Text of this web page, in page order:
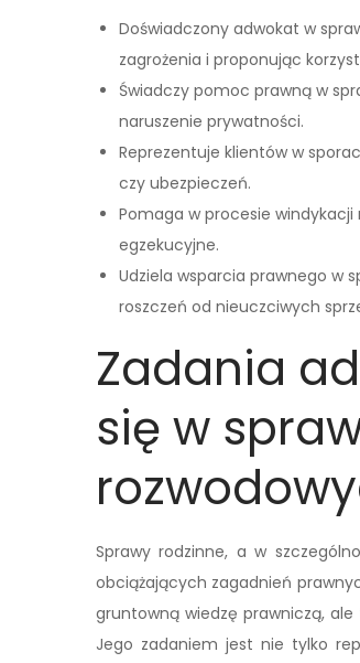
Doświadczony adwokat w
zagrożenia i proponując
Świadczy pomoc prawną w
naruszenie prywatności.
Reprezentuje klientów w
czy ubezpieczeń.
Pomaga w procesie
egzekucyjne.
Udziela wsparcia prawnego w
roszczeń od nieuczciwych
Zadania
się w
Sprawy rodzinne, a w
obciążających zagadnień
gruntowną wiedzę prawniczą,
Jego zadaniem jest nie tylko